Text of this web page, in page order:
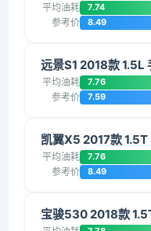
平均油耗 7.74
参考价 8.49
远景S1 2018款 1.5L
平均油耗 7.76
参考价 7.59
凯翼X5 2017款 1.5T
平均油耗 7.76
参考价 8.49
宝骏530 2018款